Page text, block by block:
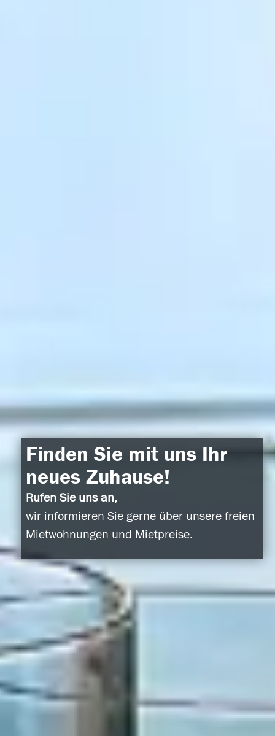
Finden Sie mit uns Ihr
neues Zuhause!
Rufen Sie uns an,
wir informieren Sie gerne über unsere freien
Mietwohnungen und Mietpreise.